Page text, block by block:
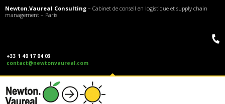
Newton.Vaureal Consulting – Cabinet de conseil en logistique et supply chain
management – Paris
+33 1 40 17 04 03
contact@newtonvaureal.com